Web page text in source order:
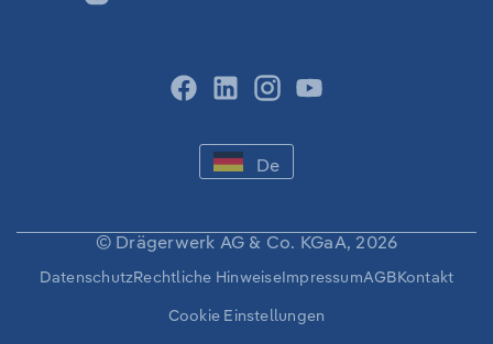
facebook
linkedininstagram
De
-
DEUTSCH
WECHSELN
© Drägerwerk AG & Co. KGaA, 2026
Sekundäre
Navigation
DatenschutzRechtliche HinweiseImpressumAGB Kontakt
Cookie Einstellungen